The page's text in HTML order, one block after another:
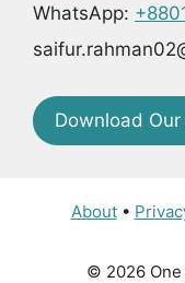
WhatsApp:
Download
About•
© 2026 One